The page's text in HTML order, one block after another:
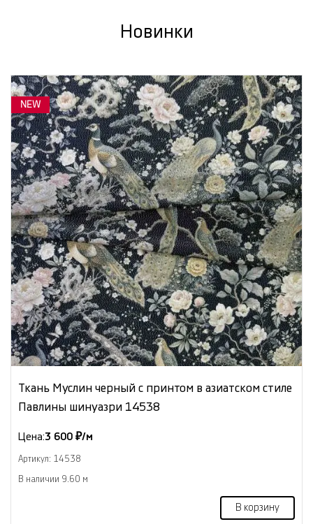
Новинки
NEW
Ткань Муслин черный с принтом в азиатском стиле
Павлины шинуазри 14538
Цена:3 600 ₽/м
Артикул: 14538
В наличии 9.60 м
В корзину